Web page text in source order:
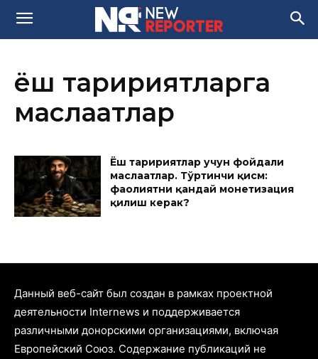
ёш таҳририятларга
маслаҳатлар
Ёш таҳририятлар учун фойдали
маслаҳатлар. Тўртинчи қисм:
фаолиятни қандай монетизация
қилиш керак?
Данный веб-сайт был создан в рамках проектной
деятельности Internews и поддерживается
различными донорскими организациями, включая
Европейский Союз. Содержание публикаций не